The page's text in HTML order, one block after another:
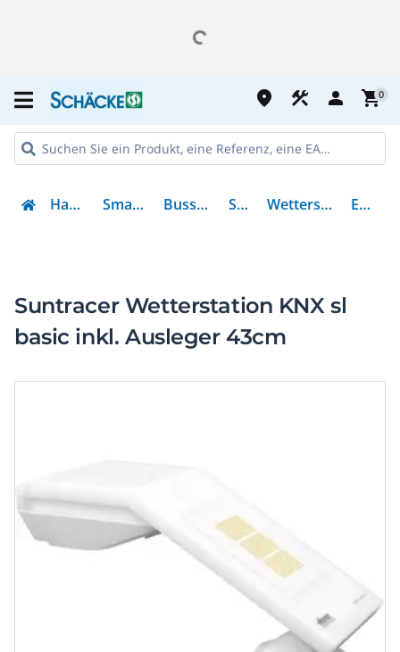
place construction person shopping_cart0
Haustechnik Smart Building Bussystem KNX Sensorik Wetterstationen KNX ELS70156
Suntracer Wetterstation KNX sl
basic inkl. Ausleger 43cm